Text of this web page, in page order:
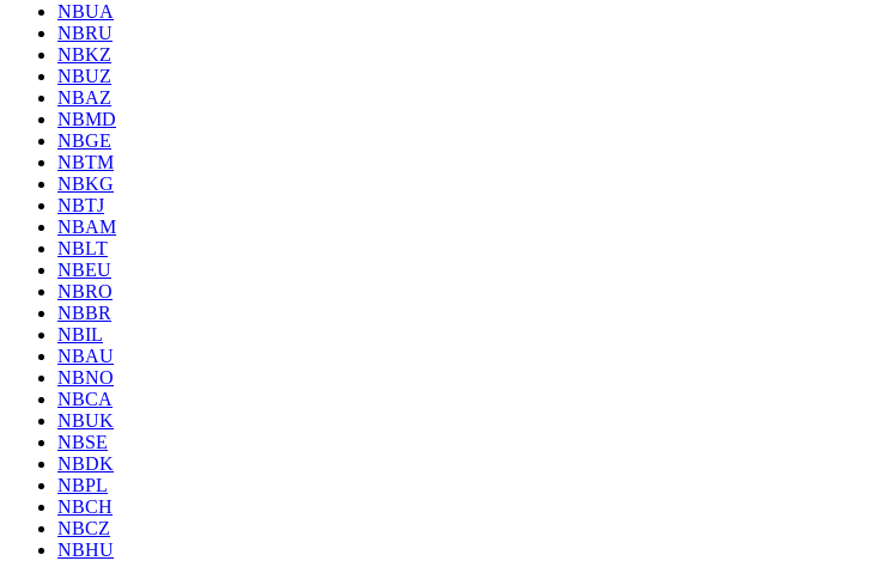
NBUA
NBRU
NBKZ
NBUZ
NBAZ
NBMD
NBGE
NBTM
NBKG
NBTJ
NBAM
NBLT
NBEU
NBRO
NBBR
NBIL
NBAU
NBNO
NBCA
NBUK
NBSE
NBDK
NBPL
NBCH
NBCZ
NBHU